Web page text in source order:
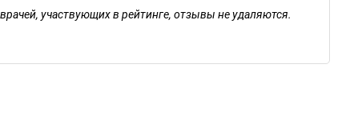
участвующих в рейтинге, отзывы не удаляются.